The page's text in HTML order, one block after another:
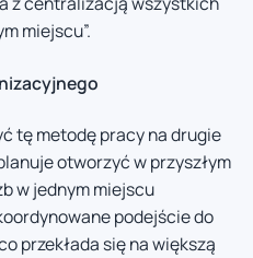
miejscu”.
tę metodę pracy na drugie
otworzyć w przyszłym
w jednym miejscu
podejście do
przekłada się na większą